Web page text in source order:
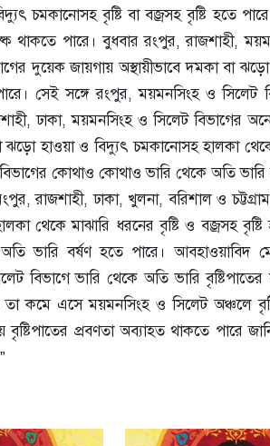
চমকানোসহ বৃষ্টি বা বজ্রসহ বৃষ্টি হতে
থাকতে পারে।বুধবার রংপুর, রাজশাহী,
দুয়েক জায়গায় অস্থায়ীভাবে দমকা বা
সেই সঙ্গে রংপুর, ময়মনসিংহ ও সিলেট
ঢাকা, ময়মনসিংহ ও সিলেট বিভাগের
ঝড়ো হাওয়া ও বিদ্যুৎ চমকানোসহ হালকা
কোথাও কোথাও ভারি থেকে অতি ভারি
রাজশাহী, ঢাকা, খুলনা, বরিশাল ও
থেকে মাঝারি ধরনের বৃষ্টি ও বজ্রসহ
ভারি বর্ষণ হতে পারে।আবহাওয়াবিদ
ভারি থেকে অতি ভারি বৃষ্টিপাতের
কমে এসে ময়মনসিংহ ও সিলেট অঞ্চলে
প্রবণতা অব্যাহত থাকতে পারে